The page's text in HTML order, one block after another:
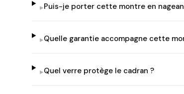
▸Puis-je porter cette montre en
▸Quelle garantie accompagne cette
▸Quel verre protège le cadran ?